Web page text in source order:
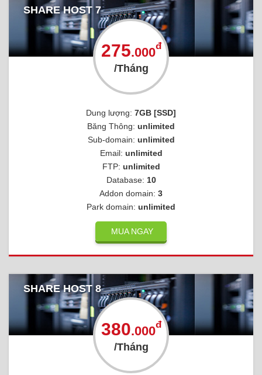
SHARE HOST 7
275.000đ
/Tháng
Dung lượng: 7GB [SSD]
Băng Thông: unlimited
Sub-domain: unlimited
Email: unlimited
FTP: unlimited
Database: 10
Addon domain: 3
Park domain: unlimited
MUA NGAY
SHARE HOST 8
380.000đ
/Tháng